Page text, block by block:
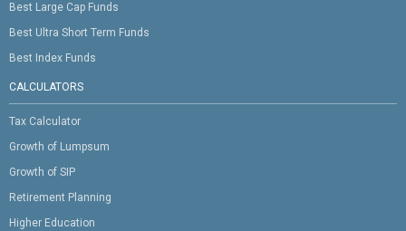
Best Large Cap Funds
Best Ultra Short Term Funds
Best Index Funds
CALCULATORS
Tax Calculator
Growth of Lumpsum
Growth of SIP
Retirement Planning
Higher Education